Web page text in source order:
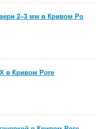
2–3 мм в Кривом Ро
в Кривом Роге